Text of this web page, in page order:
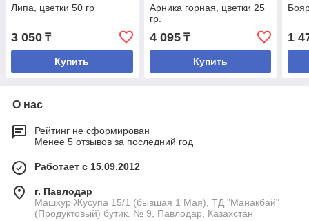
Липа, цветки 50 гр
3 050 ₸
Купить
Арника горная, цветки 25
гр.
4 095₸
Купить
1
О нас
Рейтинг не сформирован
Менее 5 отзывов за последний год
Работает с 15.09.2012
г. Павлодар
Машхур Жусупа 15/1 (бывшая 1 Мая), ТД "Манакбай"
(Продуктовый) бутик. № 9, Павлодар, Казахстан